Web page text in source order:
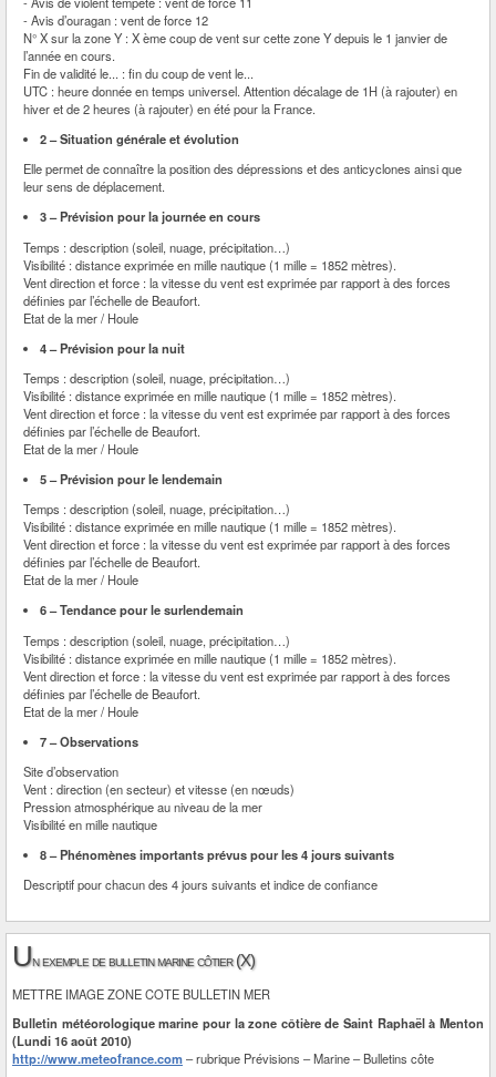
- Avis d’ouragan : vent de force 12
N° X sur la zone Y : X ème coup de vent sur cette zone Y depuis le 1 janvier de
l’année en cours.
Fin de validité le... : fin du coup de vent le...
UTC : heure donnée en temps universel. Attention décalage de 1H (à rajouter) en
hiver et de 2 heures (à rajouter) en été pour la France.
2 – Situation générale et évolution
Elle permet de connaître la position des dépressions et des anticyclones ainsi que
leur sens de déplacement.
3 – Prévision pour la journée en cours
Temps : description (soleil, nuage, précipitation…)
Visibilité : distance exprimée en mille nautique (1 mille = 1852 mètres).
Vent direction et force : la vitesse du vent est exprimée par rapport à des forces
définies par l’échelle de Beaufort.
Etat de la mer / Houle
4 – Prévision pour la nuit
Temps : description (soleil, nuage, précipitation…)
Visibilité : distance exprimée en mille nautique (1 mille = 1852 mètres).
Vent direction et force : la vitesse du vent est exprimée par rapport à des forces
définies par l’échelle de Beaufort.
Etat de la mer / Houle
5 – Prévision pour le lendemain
Temps : description (soleil, nuage, précipitation…)
Visibilité : distance exprimée en mille nautique (1 mille = 1852 mètres).
Vent direction et force : la vitesse du vent est exprimée par rapport à des forces
définies par l’échelle de Beaufort.
Etat de la mer / Houle
6 – Tendance pour le surlendemain
Temps : description (soleil, nuage, précipitation…)
Visibilité : distance exprimée en mille nautique (1 mille = 1852 mètres).
Vent direction et force : la vitesse du vent est exprimée par rapport à des forces
définies par l’échelle de Beaufort.
Etat de la mer / Houle
7 – Observations
Site d’observation
Vent : direction (en secteur) et vitesse (en nœuds)
Pression atmosphérique au niveau de la mer
Visibilité en mille nautique
8 – Phénomènes importants prévus pour les 4 jours suivants
Descriptif pour chacun des 4 jours suivants et indice de confiance
Un exemple de bulletin marine côtier (X)
METTRE IMAGE ZONE COTE BULLETIN MER
Bulletin météorologique marine pour la zone côtière de Saint Raphaël à Menton
(Lundi 16 août 2010)
http://www.meteofrance.com– rubrique Prévisions – Marine – Bulletins côte